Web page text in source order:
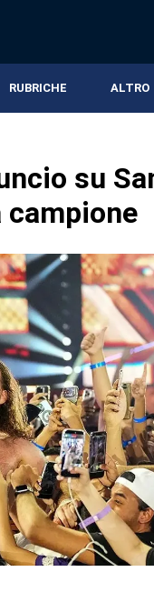
RUBRICHE ALTRO
su
campione